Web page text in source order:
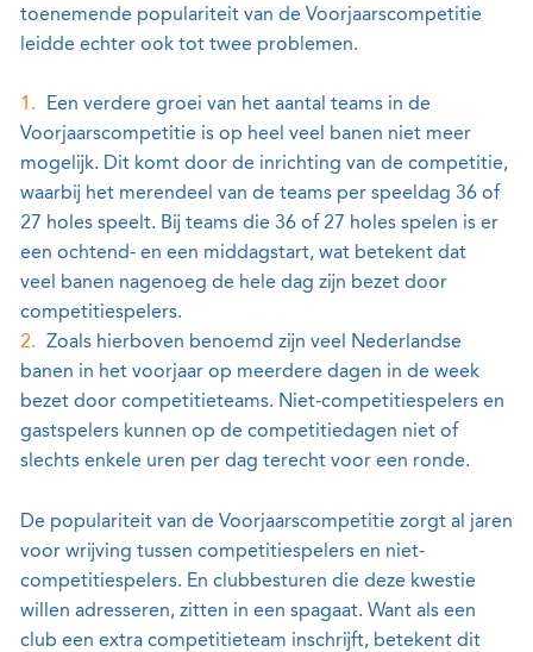
toenemende populariteit van de Voorjaarscompetitie
leidde echter ook tot twee problemen.
Een verdere groei van het aantal teams in de
Voorjaarscompetitie is op heel veel banen niet meer
mogelijk. Dit komt door de inrichting van de competitie,
waarbij het merendeel van de teams per speeldag 36 of
27 holes speelt. Bij teams die 36 of 27 holes spelen is er
een ochtend- en een middagstart, wat betekent dat
veel banen nagenoeg de hele dag zijn bezet door
competitiespelers.
Zoals hierboven benoemd zijn veel Nederlandse
banen in het voorjaar op meerdere dagen in de week
bezet door competitieteams. Niet-competitiespelers en
gastspelers kunnen op de competitiedagen niet of
slechts enkele uren per dag terecht voor een ronde.
De populariteit van de Voorjaarscompetitie zorgt al jaren
voor wrijving tussen competitiespelers en niet-
competitiespelers. En clubbesturen die deze kwestie
willen adresseren, zitten in een spagaat. Want als een
club een extra competitieteam inschrijft, betekent dit